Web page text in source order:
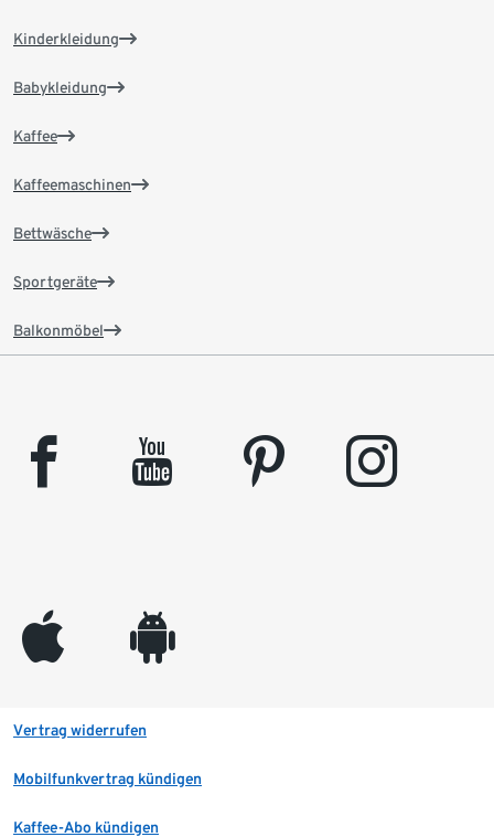
Kinderkleidung
Babykleidung
Kaffee
Kaffeemaschinen
Bettwäsche
Sportgeräte
Balkonmöbel
facebook youtube pinterest instagram
appleinc android
Vertrag widerrufen
Mobilfunkvertrag kündigen
Kaffee-Abo kündigen